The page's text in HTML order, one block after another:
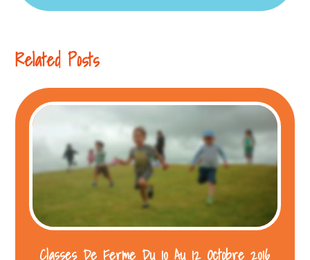
Related Posts
Classes De Ferme Du 10 Au 12 Octobre 2016